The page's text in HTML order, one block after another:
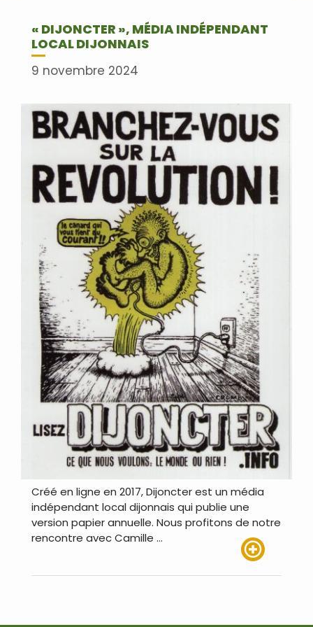
« DIJONCTER », MÉDIA INDÉPENDANT
LOCAL DIJONNAIS
9 novembre 2024
Créé en ligne en 2017, Dijoncter est un média
indépendant local dijonnais qui publie une
version papier annuelle. Nous profitons de notre
rencontre avec Camille …